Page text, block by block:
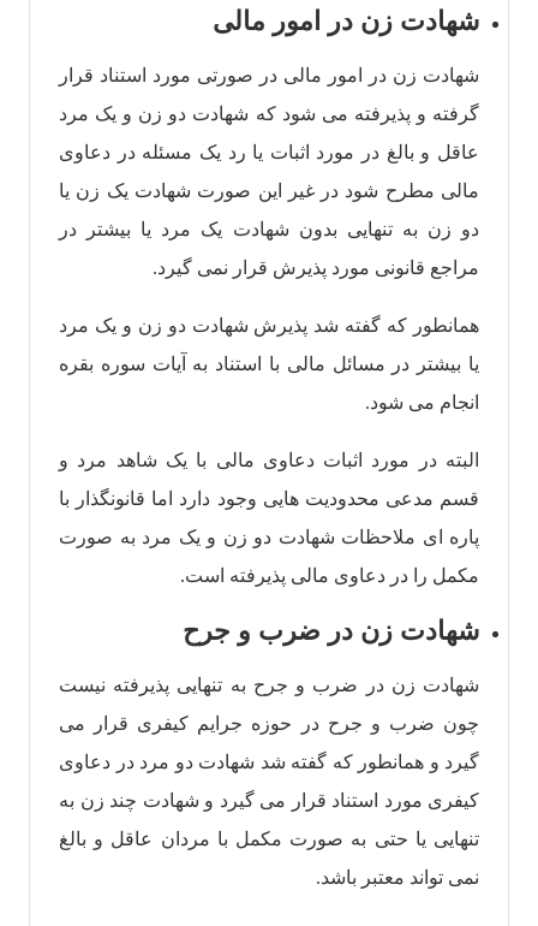
شهادت زن در امور مالی
شهادت زن در امور مالی در صورتی مورد استناد قرار
گرفته و پذیرفته می شود که شهادت دو زن و یک مرد
عاقل و بالغ در مورد اثبات یا رد یک مسئله در دعاوی
مالی مطرح شود در غیر این صورت شهادت یک زن یا
دو زن به تنهایی بدون شهادت یک مرد یا بیشتر در
مراجع قانونی مورد پذیرش قرار نمی گیرد.
همانطور که گفته شد پذیرش شهادت دو زن و یک مرد
یا بیشتر در مسائل مالی با استناد به آیات سوره بقره
انجام می شود.
البته در مورد اثبات دعاوی مالی با یک شاهد مرد و
قسم مدعی محدودیت هایی وجود دارد اما قانونگذار با
پاره ای ملاحظات شهادت دو زن و یک مرد به صورت
مکمل را در دعاوی مالی پذیرفته است.
شهادت زن در ضرب و جرح
شهادت زن در ضرب و جرح به تنهایی پذیرفته نیست
چون ضرب و جرح در حوزه جرایم کیفری قرار می
گیرد و همانطور که گفته شد شهادت دو مرد در دعاوی
کیفری مورد استناد قرار می گیرد و شهادت چند زن به
تنهایی یا حتی به صورت مکمل با مردان عاقل و بالغ
نمی ‌تواند معتبر باشد.